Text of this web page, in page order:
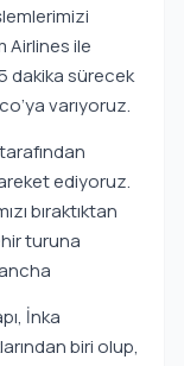
Airlines ile
dakika sürecek
varıyoruz.
ediyoruz.
bıraktıktan
turuna
İnka
biri olup,